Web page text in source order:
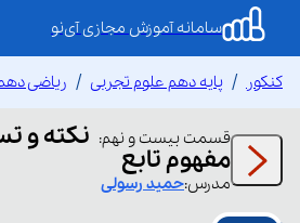
سامانه آموزش مجازی آی‌نو
کنکور پایه دهم علوم تجربی ریاضی
قسمت بیست و نهم: نکته و
مفهوم تابع
مدرس:حمید رسولی